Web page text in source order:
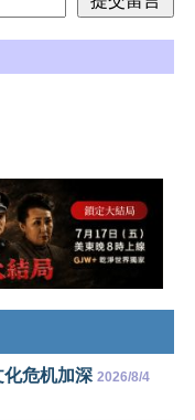
危机加深 2026/8/4